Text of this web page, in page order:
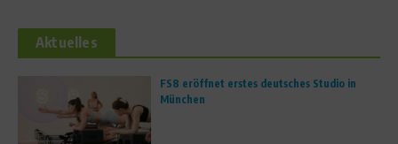
Aktuelles
FS8 eröffnet erstes deutsches Studio in
München